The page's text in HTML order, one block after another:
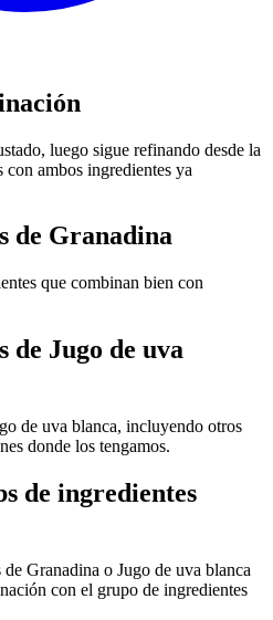
luego sigue refinando desde la
con ambos ingredientes ya
de Granadina
que combinan bien con
de Jugo de uva
de uva blanca, incluyendo otros
donde los tengamos.
de ingredientes
Granadina o Jugo de uva blanca
con el grupo de ingredientes